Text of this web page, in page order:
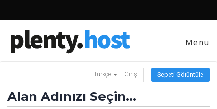
Menu
Türkçe Giriş Sepeti Görüntüle
Alan Adınızı Seçin...